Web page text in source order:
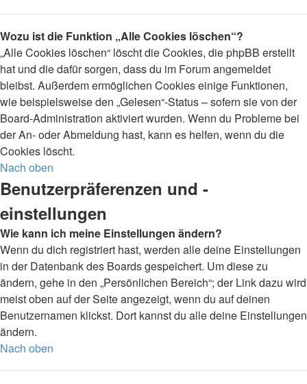
Wozu ist die Funktion „Alle Cookies löschen“?
„Alle Cookies löschen“ löscht die Cookies, die phpBB erstellt
hat und die dafür sorgen, dass du im Forum angemeldet
bleibst. Außerdem ermöglichen Cookies einige Funktionen,
wie beispielsweise den „Gelesen“-Status – sofern sie von der
Board-Administration aktiviert wurden. Wenn du Probleme bei
der An- oder Abmeldung hast, kann es helfen, wenn du die
Cookies löscht.
Nach oben
Benutzerpräferenzen und -
einstellungen
Wie kann ich meine Einstellungen ändern?
Wenn du dich registriert hast, werden alle deine Einstellungen
in der Datenbank des Boards gespeichert. Um diese zu
ändern, gehe in den „Persönlichen Bereich“; der Link dazu wird
meist oben auf der Seite angezeigt, wenn du auf deinen
Benutzernamen klickst. Dort kannst du alle deine Einstellungen
ändern.
Nach oben